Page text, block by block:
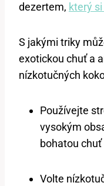
dezertem, který
S jakými triky
exotickou chuť a
nízkotučných
Používejte
vysokým
bohatou
Volte